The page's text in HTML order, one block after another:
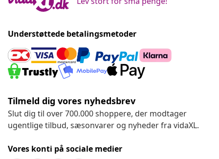
Understøttede betalingsmetoder
Tilmeld dig vores nyhedsbrev
Slut dig til over 700.000 shoppere, der modtager
ugentlige tilbud, sæsonvarer og nyheder fra vidaXL.
Vores konti på sociale medier